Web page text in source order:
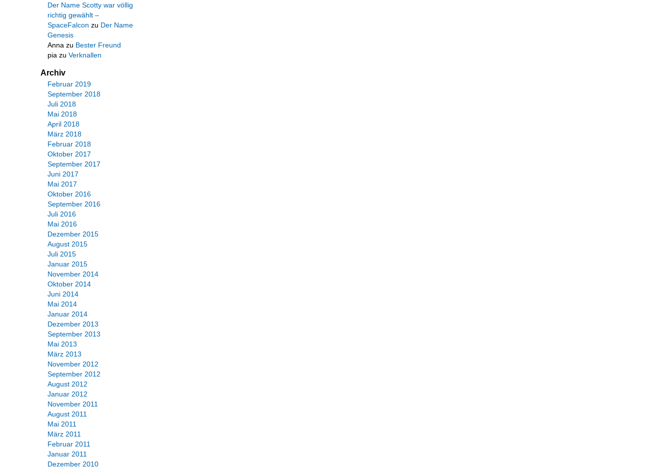
Der Name Scotty war völlig
richtig gewählt –
SpaceFalcon zu Der Name
Genesis
Annazu Bester Freund
piazu Verknallen
Archiv
Februar 2019
September 2018
Juli 2018
Mai 2018
April 2018
März 2018
Februar 2018
Oktober 2017
September 2017
Juni 2017
Mai 2017
Oktober 2016
September 2016
Juli 2016
Mai 2016
Dezember 2015
August 2015
Juli 2015
Januar 2015
November 2014
Oktober 2014
Juni 2014
Mai 2014
Januar 2014
Dezember 2013
September 2013
Mai 2013
März 2013
November 2012
September 2012
August 2012
Januar 2012
November 2011
August 2011
Mai 2011
März 2011
Februar 2011
Januar 2011
Dezember 2010